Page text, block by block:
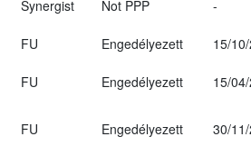
Synergist Not PPP
-
FU Engedélyezett 15/
FU Engedélyezett
15/
FU Engedélyezett 30/